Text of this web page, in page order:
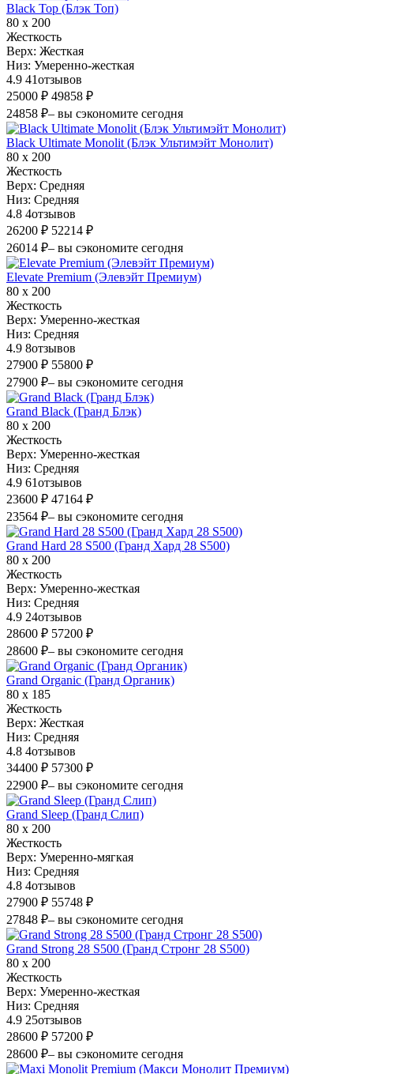
Black Top (Блэк Топ)
80 х 200
Жесткость
Верх: Жесткая
Низ: Умеренно-жесткая
4.9 41отзывов
25000 ₽ 49858 ₽
24858 ₽– вы сэкономите сегодня
Black Ultimate Monolit (Блэк Ультимэйт Монолит)
80 х 200
Жесткость
Верх: Средняя
Низ: Средняя
4.8 4отзывов
26200 ₽ 52214 ₽
26014 ₽– вы сэкономите сегодня
Elevate Premium (Элевэйт Премиум)
80 х 200
Жесткость
Верх: Умеренно-жесткая
Низ: Средняя
4.9 8отзывов
27900 ₽ 55800 ₽
27900 ₽– вы сэкономите сегодня
Grand Black (Гранд Блэк)
80 х 200
Жесткость
Верх: Умеренно-жесткая
Низ: Средняя
4.9 61отзывов
23600 ₽ 47164 ₽
23564 ₽– вы сэкономите сегодня
Grand Hard 28 S500 (Гранд Хард 28 S500)
80 х 200
Жесткость
Верх: Умеренно-жесткая
Низ: Средняя
4.9 24отзывов
28600 ₽ 57200 ₽
28600 ₽– вы сэкономите сегодня
Grand Organic (Гранд Органик)
80 х 185
Жесткость
Верх: Жесткая
Низ: Средняя
4.8 4отзывов
34400 ₽ 57300 ₽
22900 ₽– вы сэкономите сегодня
Grand Sleep (Гранд Слип)
80 х 200
Жесткость
Верх: Умеренно-мягкая
Низ: Средняя
4.8 4отзывов
27900 ₽ 55748 ₽
27848 ₽– вы сэкономите сегодня
Grand Strong 28 S500 (Гранд Стронг 28 S500)
80 х 200
Жесткость
Верх: Умеренно-жесткая
Низ: Средняя
4.9 25отзывов
28600 ₽ 57200 ₽
28600 ₽– вы сэкономите сегодня